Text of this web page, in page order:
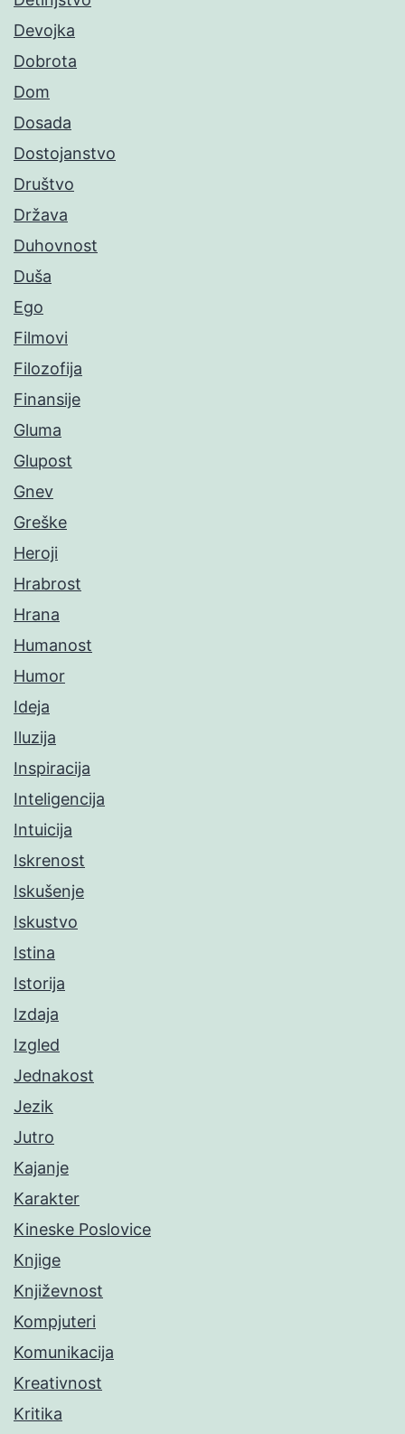
Devojka
Dobrota
Dom
Dosada
Dostojanstvo
Društvo
Država
Duhovnost
Duša
Ego
Filmovi
Filozofija
Finansije
Gluma
Glupost
Gnev
Greške
Heroji
Hrabrost
Hrana
Humanost
Humor
Ideja
Iluzija
Inspiracija
Inteligencija
Intuicija
Iskrenost
Iskušenje
Iskustvo
Istina
Istorija
Izdaja
Izgled
Jednakost
Jezik
Jutro
Kajanje
Karakter
Kineske Poslovice
Knjige
Književnost
Kompjuteri
Komunikacija
Kreativnost
Kritika